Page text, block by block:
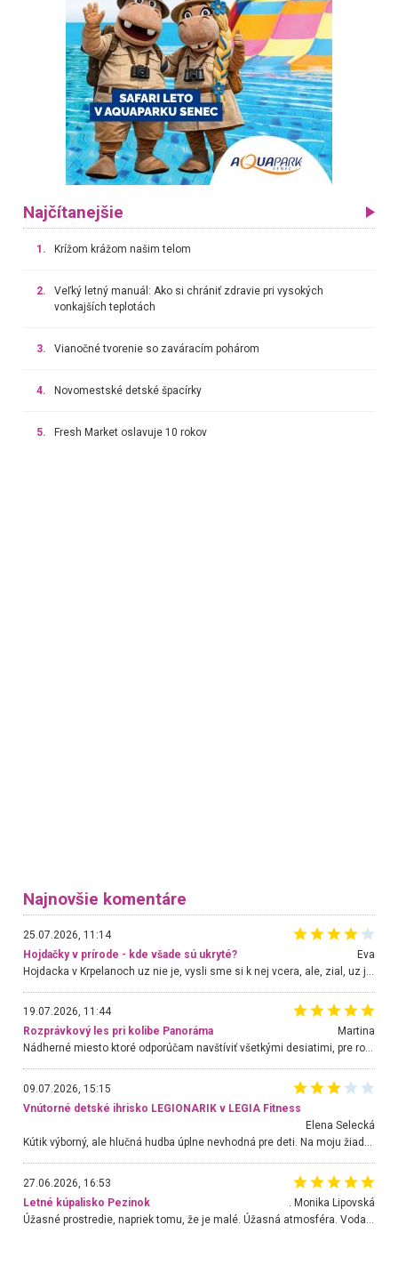
Najčítanejšie
1. Krížom krážom našim telom
2.
Veľký letný manuál: Ako si chrániť zdravie pri vysokých
vonkajších teplotách
3. Vianočné tvorenie so zaváracím pohárom
4. Novomestské detské špacírky
5. Fresh Market oslavuje 10 rokov
Najnovšie komentáre
25.07.2026, 11:14
Hojdačky v prírode - kde všade sú ukryté?
Eva
19.07.2026, 11:44
Rozprávkový les pri kolibe Panoráma
Martina
Nádherné miesto ktoré odporúčam navštíviť všetkými desiatimi, pre rodiny s deťmi, dôchodcom... Proste a jednoducho ozaj rozprávkový les.. určite ešte prídeme. Odniesli sme si na pamiatku krásne tričká,
09.07.2026, 15:15
Vnútorné detské ihrisko LEGIONARIK v LEGIA Fitness
Elena Selecká
Kútik výborný, ale hlučná hudba úplne nevhodná pre deti. Na moju žiadosť o aspoň sušenie nereagovali.
27.06.2026, 16:53
Letné kúpalisko Pezinok
. Monika Lipovská
Úžasné prostredie, napriek tomu, že je malé. Úžasná atmosféra. Voda fantastická a nádherná. Ľudí je pomerne veľa, ale su mili a ohľaduplní. Je veľmi zaujímavé sledovať, ako dokážu spolu športovať cudzí ľudia a bez ohľadu na vek. Vládne tu pohoda. Vnuka neviem dostať z vody. Ďakujem za krásny deň . Urcite sa sem vrátim. Jediný problém je s parkovaním, ale aj ten sa mi podarilo vyriešiť. Monika Bratislava